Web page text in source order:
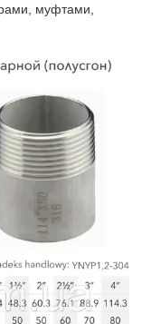
муфтами,